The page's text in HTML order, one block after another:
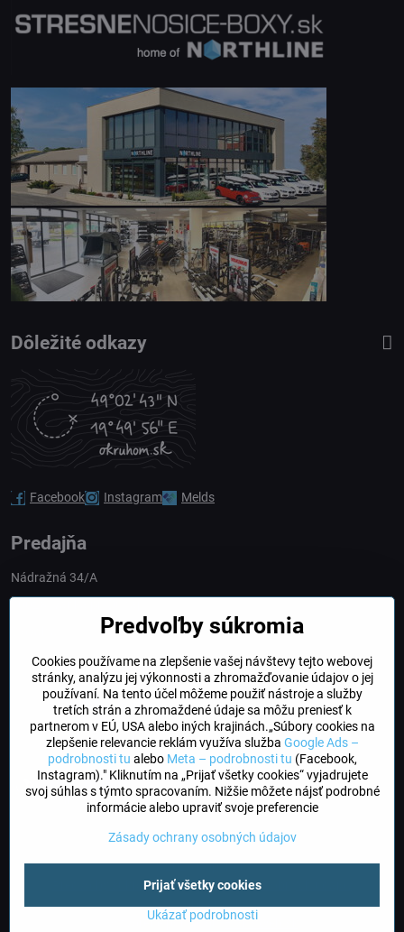
Dôležité odkazy
Facebook Instagram Melds
Predajňa
Nádražná 34/A
obchod​@northline​.sk
Otváracie hodiny
PO, UT, STR, ŠT: 9.00 - 17.00
PIA: 8.00 - 16.00
DogFriendly
Psíky sú u nás vítané
©2026Copyright
Predvoľby súkromiaZásady ochrany osobných údajov
Stav objednávky
Vytvorené pomocou:BiznisWeb.sk
Predvoľby súkromia
Cookies používame na zlepšenie vašej návštevy tejto webovej
stránky, analýzu jej výkonnosti a zhromažďovanie údajov o jej
používaní. Na tento účel môžeme použiť nástroje a služby
tretích strán a zhromaždené údaje sa môžu preniesť k
partnerom v EÚ, USA alebo iných krajinách.„Súbory cookies na
zlepšenie relevancie reklám využíva služba Google Ads –
podrobnosti tu alebo Meta – podrobnosti tu (Facebook,
Instagram)." Kliknutím na „Prijať všetky cookies“ vyjadrujete
svoj súhlas s týmto spracovaním. Nižšie môžete nájsť podrobné
informácie alebo upraviť svoje preferencie
Zásady ochrany osobných údajov
Ukázať podrobnosti
Prijať všetky cookies